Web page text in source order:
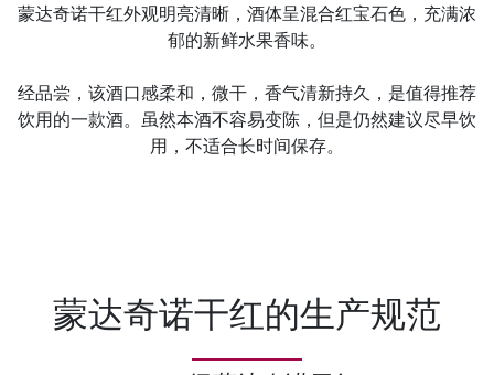
蒙达奇诺干红外观明亮清晰，酒体呈混合红宝石色，充满浓
郁的新鲜水果香味。
经品尝，该酒口感柔和，微干，香气清新持久，是值得推荐
饮用的一款酒。虽然本酒不容易变陈，但是仍然建议尽早饮
用，不适合长时间保存。
蒙达奇诺干红的生产规范